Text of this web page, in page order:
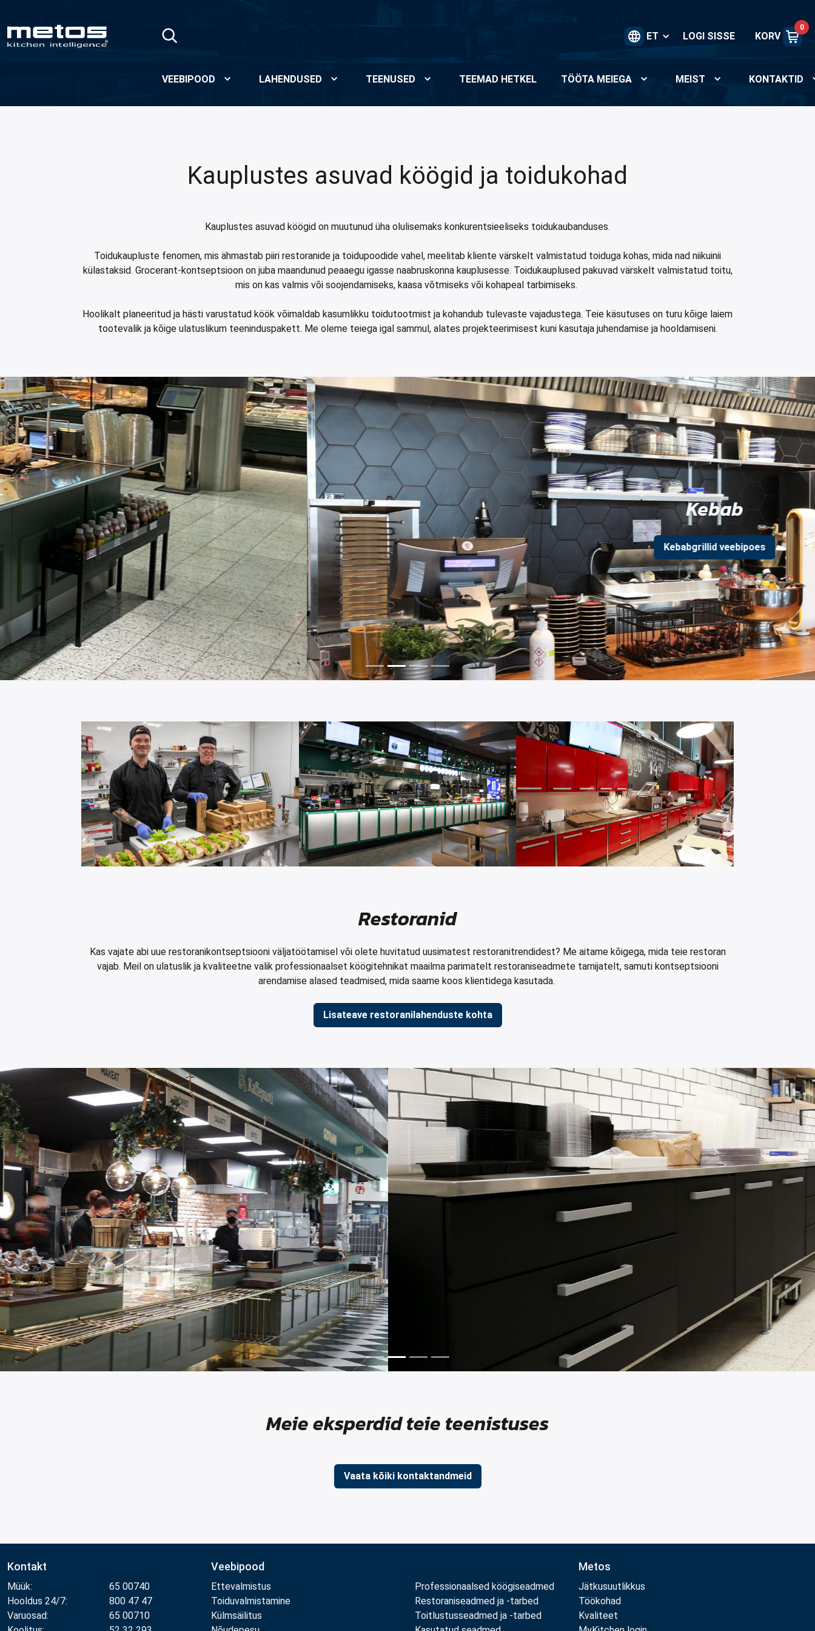
ET LOGI SISSE KORV
0
VEEBIPOOD LAHENDUSED TEENUSED TEEMAD HETKEL TÖÖTA MEIEGA MEIST KONTAKTID
Kauplustes asuvad köögid ja toidukohad
Kauplustes asuvad köögid on muutunud üha olulisemaks konkurentsieeliseks toidukaubanduses.
Toidukaupluste fenomen, mis ähmastab piiri restoranide ja toidupoodide vahel, meelitab kliente värskelt valmistatud toiduga kohas, mida nad niikuinii
külastaksid. Grocerant-kontseptsioon on juba maandunud peaaegu igasse naabruskonna kauplusesse. Toidukauplused pakuvad värskelt valmistatud toitu,
mis on kas valmis või soojendamiseks, kaasa võtmiseks või kohapeal tarbimiseks.
Hoolikalt planeeritud ja hästi varustatud köök võimaldab kasumlikku toidutootmist ja kohandub tulevaste vajadustega. Teie käsutuses on turu kõige laiem
tootevalik ja kõige ulatuslikum teeninduspakett. Me oleme teiega igal sammul, alates projekteerimisest kuni kasutaja juhendamise ja hooldamiseni.
Kebab
Kebabgrillid veebipoes
Restoranid
Kas vajate abi uue restoranikontseptsiooni väljatöötamisel või olete huvitatud uusimatest restoranitrendidest? Me aitame kõigega, mida teie restoran
vajab. Meil on ulatuslik ja kvaliteetne valik professionaalset köögitehnikat maailma parimatelt restoraniseadmete tarnijatelt, samuti kontseptsiooni
arendamise alased teadmised, mida saame koos klientidega kasutada.
Lisateave restoranilahenduste kohta
Meie eksperdid teie teenistuses
Vaata kõiki kontaktandmeid
Kontakt
Müük:
65 00740
Hooldus 24/7:
800 47 47
Varuosad:
65 00710
Veebipood
Ettevalmistus
Toiduvalmistamine
Külmsäilitus
Professionaalsed köögiseadmed
Restoraniseadmed ja -tarbed
Toitlustusseadmed ja -tarbed
Metos
Jätkusuutlikkus
Töökohad
Kvaliteet